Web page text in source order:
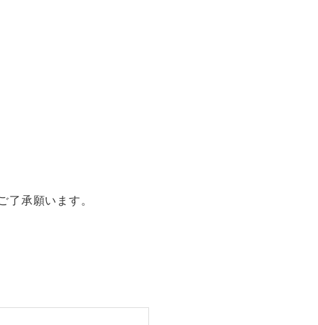
了承願います。